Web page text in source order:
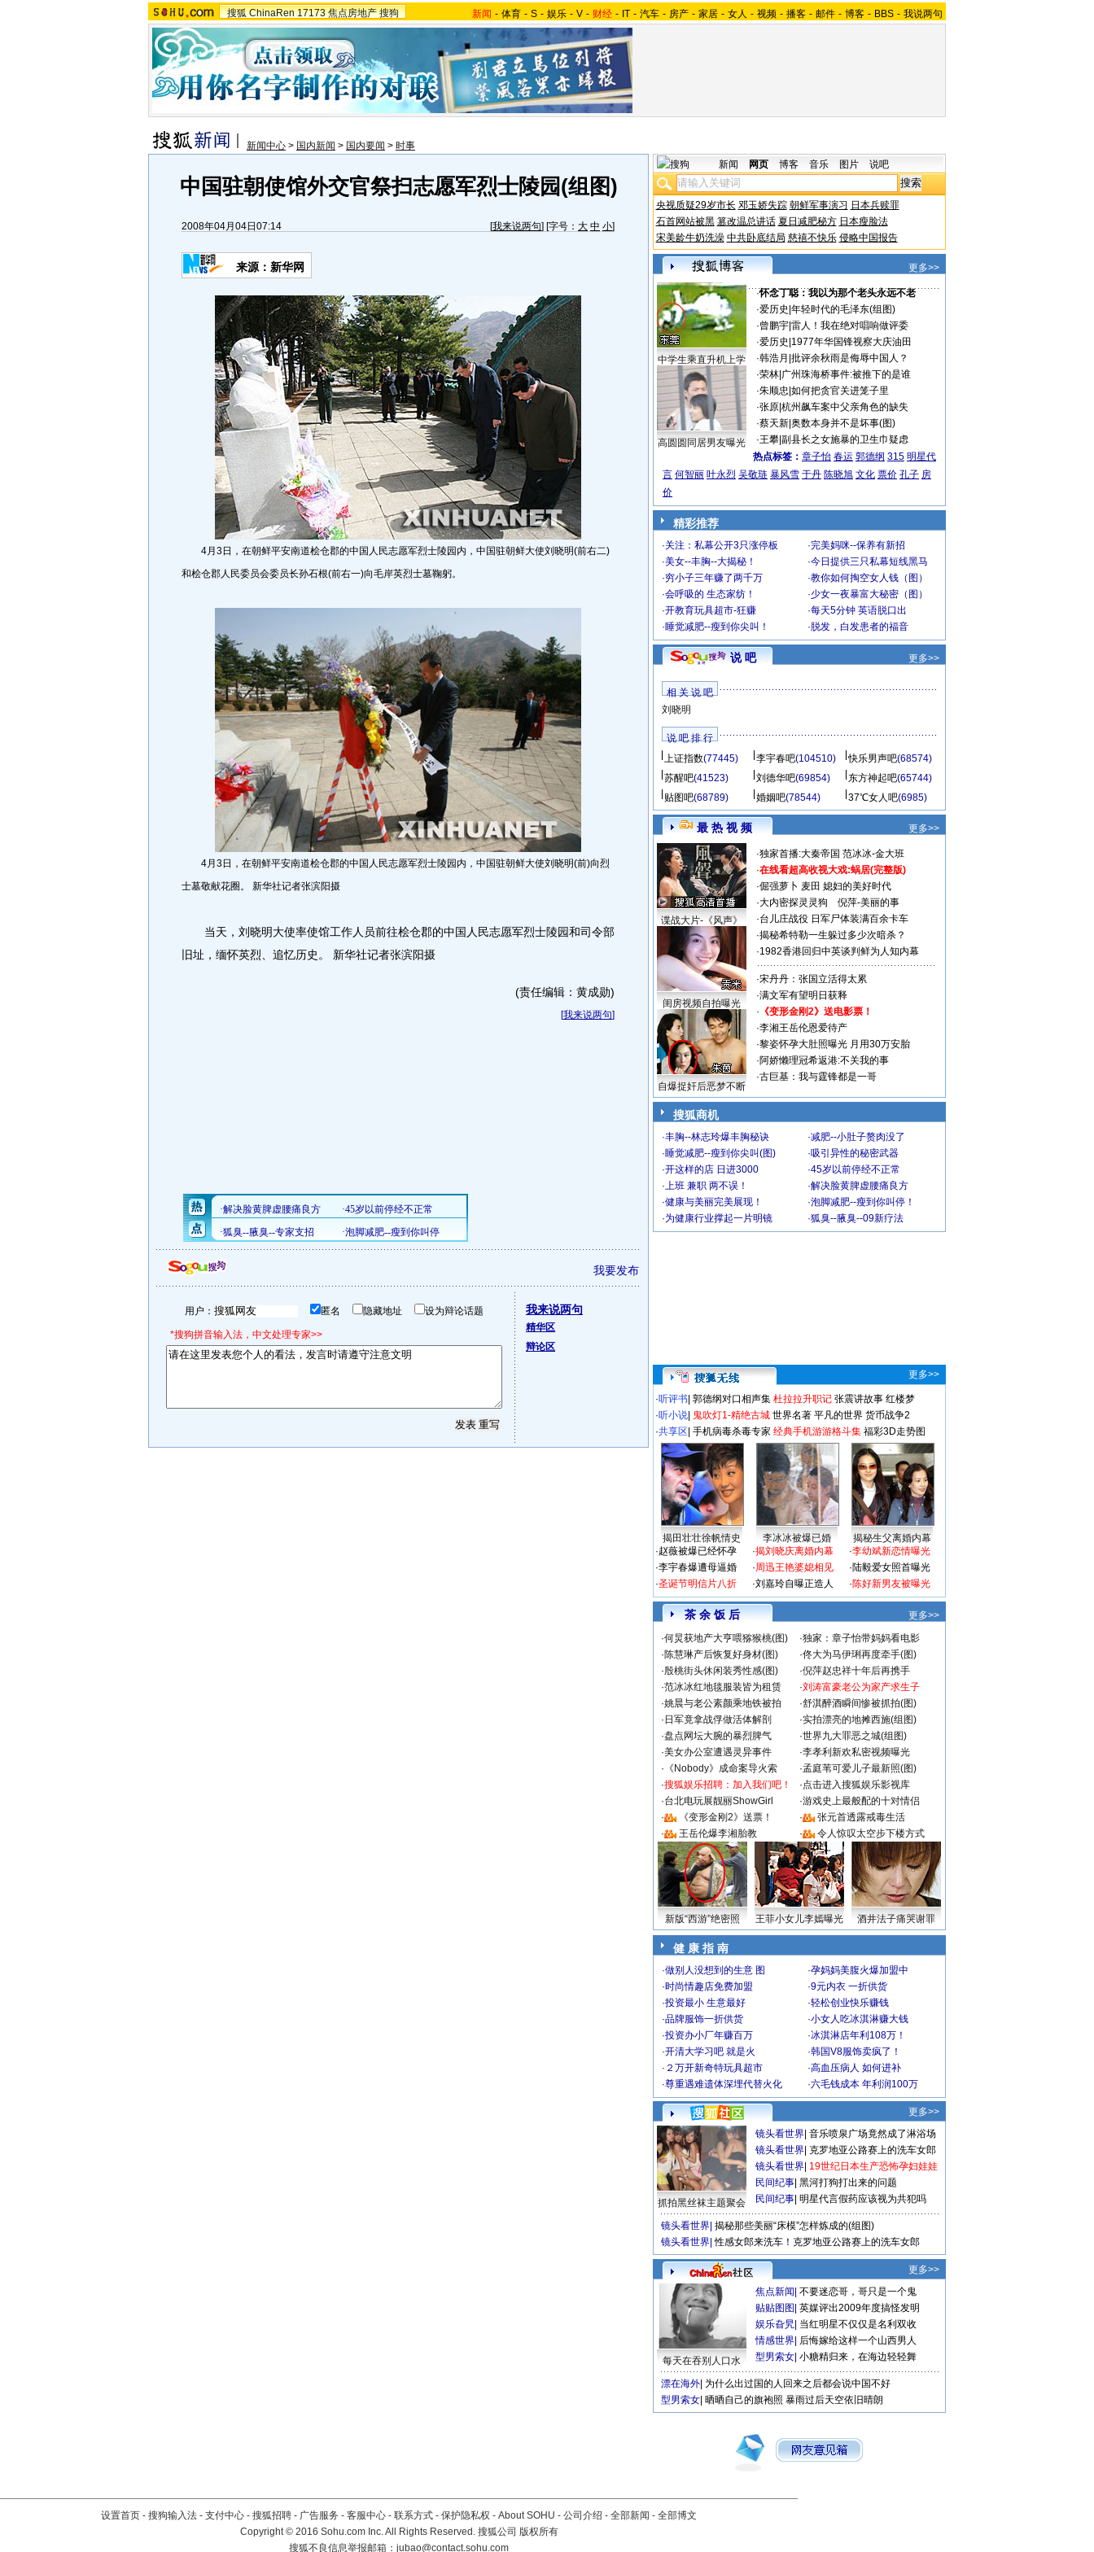
搜狐 ChinaRen 17173 焦点房地产 搜狗 新闻 - 体育 - S - 娱乐 - V - 财经 - IT - 汽车 - 房产 - 家居 - 女人 - 视频 - 播客 - 邮件 - 博客 - BBS - 我说两句
新闻中心 > 国内新闻 > 国内要闻 > 时事
中国驻朝使馆外交官祭扫志愿军烈士陵园(组图)
2008年04月04日07:14 [我来说两句] [字号： 大 中 小]
来源：新华网
4月3日，在朝鲜平安南道桧仓郡的中国人民志愿军烈士陵园内，中国驻朝鲜大使刘晓明(前右二)
和桧仓郡人民委员会委员长孙石根(前右一)向毛岸英烈士墓鞠躬。
4月3日，在朝鲜平安南道桧仓郡的中国人民志愿军烈士陵园内，中国驻朝鲜大使刘晓明(前)向烈
士墓敬献花圈。 新华社记者张滨阳摄
当天，刘晓明大使率使馆工作人员前往桧仓郡的中国人民志愿军烈士陵园和司令部
旧址，缅怀英烈、追忆历史。 新华社记者张滨阳摄
(责任编辑：黄成勋)
[我来说两句]
我要发布
用户： 匿名 隐藏地址 设为辩论话题
*搜狗拼音输入法，中文处理专家>>
我来说两句
精华区
辩论区
新闻 网页 博客 音乐 图片 说吧
央视质疑29岁市长 邓玉娇失踪 朝鲜军事演习 日本兵赎罪
石首网站被黑 篡改温总讲话 夏日减肥秘方 日本瘦脸法
宋美龄牛奶洗澡 中共卧底结局 慈禧不快乐 侵略中国报告
更多>>
中学生乘直升机上学
高圆圆同居男友曝光
·怀念丁聪：我以为那个老头永远不老
·爱历史 年轻时代的毛泽东(组图)
·曾鹏宇| 雷人！我在绝对唱响做评委
·爱历史 1977年华国锋视察大庆油田
·韩浩月 批评余秋雨是侮辱中国人？
·荣林| 广州珠海桥事件:被推下的是谁
·朱顺忠 如何把贪官关进笼子里
·张原| 杭州飙车案中父亲角色的缺失
·蔡天新| 奥数本身并不是坏事(图)
·王攀| 副县长之女施暴的卫生巾疑虑
热点标签： 章子怡 春运 郭德纲 315 明星代
言 何智丽 叶永烈 吴敬琏 暴风雪 于丹 陈晓旭 文化 票价 孔子 房
价
精彩推荐
·关注：私幕公开3只涨停板 ·完美妈咪--保养有新招
·美女--丰胸--大揭秘！ ·今日提供三只私幕短线黑马
·穷小子三年赚了两千万 ·教你如何掏空女人钱（图）
·会呼吸的 生态家纺！ ·少女一夜暴富大秘密（图）
·开教育玩具超市-狂赚 ·每天5分钟 英语脱口出
·睡觉减肥--瘦到你尖叫！ · 脱发，白发患者的福音
说 吧 更多>>
相 关 说 吧
刘晓明
说 吧 排 行
上证指数(77445) 李宇春吧(104510) 快乐男声吧(68574)
苏醒吧(41523) 刘德华吧(69854) 东方神起吧(65744)
贴图吧(68789) 婚姻吧(78544) 37℃女人吧(6985)
最 热 视 频 更多>>
谍战大片-《风声》
闺房视频自拍曝光
自爆捉奸后恶梦不断
·独家首播:大秦帝国 范冰冰-金大班
·在线看超高收视大戏:蜗居(完整版)
·倔强萝卜 麦田 媳妇的美好时代
·大内密探灵灵狗
倪萍-美丽的事
·台儿庄战役 日军尸体装满百余卡车
·揭秘希特勒一生躲过多少次暗杀？
·1982香港回归中英谈判鲜为人知内幕
·宋丹丹：张国立活得太累
·满文军有望明日获释
· 《变形金刚2》送电影票！
·李湘王岳伦恩爱待产
·黎姿怀孕大肚照曝光 月用30万安胎
·阿娇懒理冠希返港:不关我的事
·古巨基：我与霆锋都是一哥
搜狐商机
·丰胸--林志玲爆丰胸秘诀 ·减肥--小肚子赘肉没了
·睡觉减肥--瘦到你尖叫(图) ·吸引异性的秘密武器
·开这样的店 日进3000 ·45岁以前停经不正常
·上班 兼职 两不误！ ·解决脸黄脾虚腰痛良方
·健康与美丽完美展现！ ·泡脚减肥--瘦到你叫停！
·为健康行业撑起一片明镜 ·狐臭--腋臭--09新疗法
更多>>
·听评书 郭德纲对口相声集 杜拉拉升职记 张震讲故事 红楼梦
·听小说 鬼吹灯1-精绝古城 世界名著 平凡的世界 货币战争2
·共享区 手机病毒杀毒专家 经典手机游游格斗集 福彩3D走势图
揭田壮壮徐帆情史 李冰冰被爆已婚
揭秘生父离婚内幕
·赵薇被爆已经怀孕
·李宇春爆遭母逼婚
·圣诞节明信片八折
·揭刘晓庆离婚内幕
·周迅王艳婆媳相见
·刘嘉玲自曝正造人
·李幼斌新恋情曝光
·陆毅爱女照首曝光
·陈好新男友被曝光
茶 余 饭 后
更多>>
·何炅获地产大亨喂猕猴桃(图) ·独家：章子怡带妈妈看电影
·陈慧琳产后恢复好身材(图) ·佟大为马伊琍再度牵手(图)
·殷桃街头休闲装秀性感(图) ·倪萍赵忠祥十年后再携手
·范冰冰红地毯服装皆为租赁 ·刘涛富豪老公为家产求生子
·姚晨与老公素颜乘地铁被拍 ·舒淇醉酒瞬间惨被抓拍(图)
· 日军竟拿战俘做活体解剖 ·实拍漂亮的地摊西施(组图)
·盘点网坛大腕的暴烈脾气 ·世界九大罪恶之城(组图)
·美女办公室遭遇灵异事件 ·李孝利新欢私密视频曝光
· 《Nobody》成命案导火索 ·孟庭苇可爱儿子最新照(图)
·搜狐娱乐招聘：加入我们吧！ ·点击进入搜狐娱乐影视库
·台北电玩展靓丽ShowGirl ·游戏史上最般配的十对情侣
·
《变形金刚2》送票！ ·
张元首透露戒毒生活
·
王岳伦爆李湘胎教 · 令人惊叹太空步下楼方式
新版“西游”绝密照 王菲小女儿李嫣曝光 酒井法子痛哭谢罪
健 康 指 南
·做别人没想到的生意 图 ·孕妈妈美腹火爆加盟中
·时尚情趣店免费加盟 ·9元内衣 一折供货
·投资最小 生意最好 ·轻松创业快乐赚钱
·品牌服饰一折供货 ·小女人吃冰淇淋赚大钱
·投资办小厂年赚百万 ·冰淇淋店年利108万！
·开清大学习吧 就是火 ·韩国V8服饰卖疯了！
· ２万开新奇特玩具超市 ·高血压病人 如何进补
·尊重遇难遗体深埋代替火化 ·六毛钱成本 年利润100万
更多>>
抓拍黑丝袜主题聚会
镜头看世界 音乐喷泉广场竟然成了淋浴场
镜头看世界 克罗地亚公路赛上的洗车女郎
镜头看世界 19世纪日本生产恐怖孕妇娃娃
民间纪事 黑河打狗打出来的问题
民间纪事 明星代言假药应该视为共犯吗
镜头看世界 揭秘那些美丽“床模”怎样炼成的(组图)
镜头看世界 性感女郎来洗车！克罗地亚公路赛上的洗车女郎
更多>>
每天在吞别人口水
焦点新闻 不要迷恋哥，哥只是一个鬼
贴贴图图 英媒评出2009年度搞怪发明
娱乐旮旯 当红明星不仅仅是名利双收
情感世界 后悔嫁给这样一个山西男人
型男索女 小糖精归来，在海边轻轻舞
漂在海外 为什么出过国的人回来之后都会说中国不好
型男索女 晒晒自己的旗袍照 暴雨过后天空依旧晴朗
设置首页 - 搜狗输入法 - 支付中心 - 搜狐招聘 - 广告服务 - 客服中心 - 联系方式 - 保护隐私权 - About SOHU - 公司介绍 - 全部新闻 - 全部博文
Copyright©2016 Sohu.com Inc. All Rights Reserved. 搜狐公司 版权所有
搜狐不良信息举报邮箱： jubao@contact.sohu.com